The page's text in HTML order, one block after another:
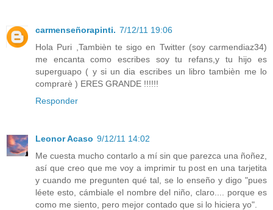
carmenseñorapinti. 7/12/11 19:06
Hola Puri ,Tambièn te sigo en Twitter (soy carmendiaz34)
me encanta como escribes soy tu refans,y tu hijo es
superguapo ( y si un dia escribes un libro tambièn me lo
comprarè ) ERES GRANDE !!!!!!
Responder
Leonor Acaso 9/12/11 14:02
Me cuesta mucho contarlo a mí sin que parezca una ñoñez,
así que creo que me voy a imprimir tu post en una tarjetita
y cuando me pregunten qué tal, se lo enseño y digo "pues
léete esto, cámbiale el nombre del niño, claro.... porque es
como me siento, pero mejor contado que si lo hiciera yo".